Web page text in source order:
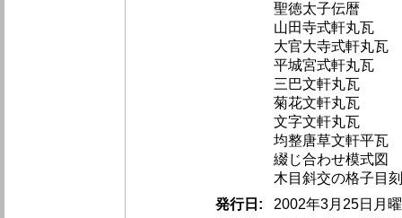
聖徳太子伝暦
山田寺式軒丸瓦
大官大寺式軒丸瓦
平城宮式軒丸瓦
三巴文軒丸瓦
菊花文軒丸瓦
文字文軒丸瓦
均整唐草文軒平瓦
綴じ合わせ模式図
木目斜交の格子目
発行日:
2002年3月25日月